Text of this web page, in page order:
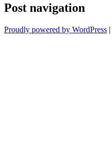
Post navigation
Proudly powered by WordPress |